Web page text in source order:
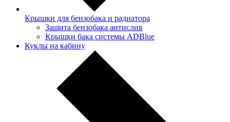
Крышки для бензобака и радиатора
Защита бензобака антислив
Крышки бака системы ADBlue
Куклы на кабину